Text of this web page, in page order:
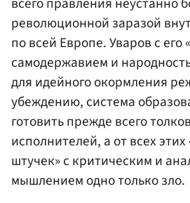
революционной заразой
по всей Европе. Уваров с его
самодержавием и
для идейного окормления
убеждению, система
готовить прежде всего
исполнителей, а от всех
штучек» с критическим и
мышлением одно только зло.